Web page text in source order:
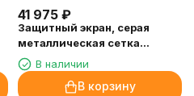
41 975 ₽
Защитный экран, серая
металлическая сетка
(Richard Le Droff)
В наличии
В корзину